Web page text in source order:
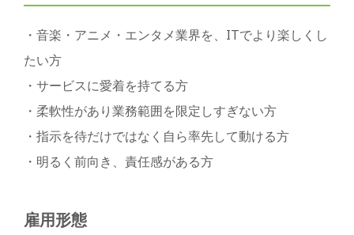
・音楽・アニメ・エンタメ業界を、ITでより楽しくし
たい方
・サービスに愛着を持てる方
・柔軟性があり業務範囲を限定しすぎない方
・指示を待だけではなく自ら率先して動ける方
・明るく前向き、責任感がある方
雇用形態